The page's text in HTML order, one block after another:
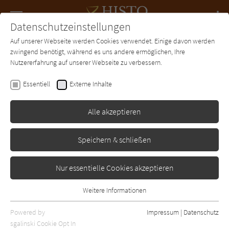
SUCHE Forum Charts Newsletter
Datenschutzeinstellungen
Auf unserer Webseite werden Cookies verwendet. Einige davon werden
zwingend benötigt, während es uns andere ermöglichen, Ihre
Nutzererfahrung auf unserer Webseite zu verbessern.
Essentiell Externe Inhalte
Alle akzeptieren
Speichern & schließen
Nur essentielle Cookies akzeptieren
Essentielle Cookies werden für grundlegende Funktionen der
Webseite benötigt. Dadurch ist gewährleistet, dass die Webseite
Weitere Informationen
Powered by
sgalinski Cookie Opt In
Impressum | Datenschutz